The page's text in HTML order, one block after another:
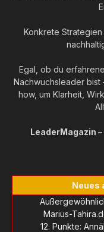
Konkrete
Egal, ob du
Nachwuchsleader bist
how, um Klarheit,
LeaderMagazin
Neues
Marius-
12. Punkte: